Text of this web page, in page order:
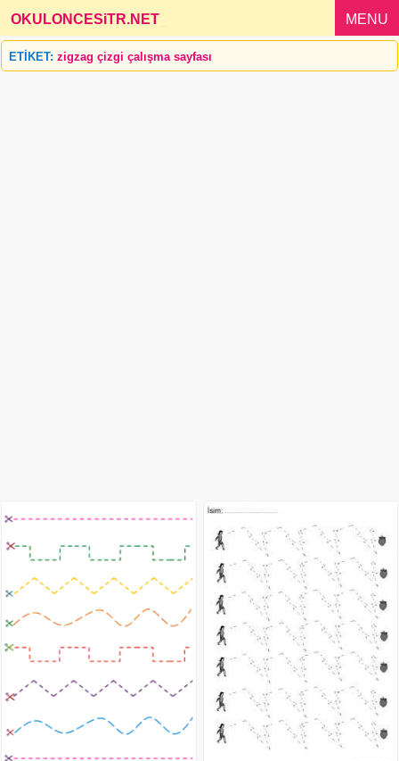
OKULONCESiTR.NET MENU
ETİKET: zigzag çizgi çalışma sayfası